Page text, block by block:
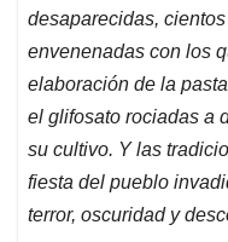
desaparecidas,
envenenadas con los
elaboración de la
el glifosato rociadas a
su cultivo. Y las
fiesta del pueblo
terror, oscuridad y